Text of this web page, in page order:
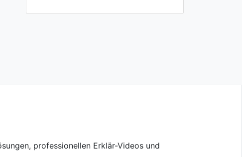
professionellen Erklär-Videos und